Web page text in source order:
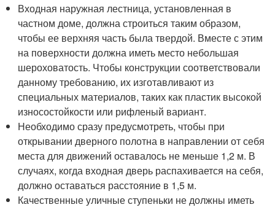
Входная наружная лестница, установленная в
частном доме, должна строиться таким образом,
чтобы ее верхняя часть была твердой. Вместе с этим
на поверхности должна иметь место небольшая
шероховатость. Чтобы конструкции соответствовали
данному требованию, их изготавливают из
специальных материалов, таких как пластик высокой
износостойкости или рифленый вариант.
Необходимо сразу предусмотреть, чтобы при
открывании дверного полотна в направлении от себя
места для движений оставалось не меньше 1,2 м. В
случаях, когда входная дверь распахивается на себя,
должно оставаться расстояние в 1,5 м.
Качественные уличные ступеньки не должны иметь